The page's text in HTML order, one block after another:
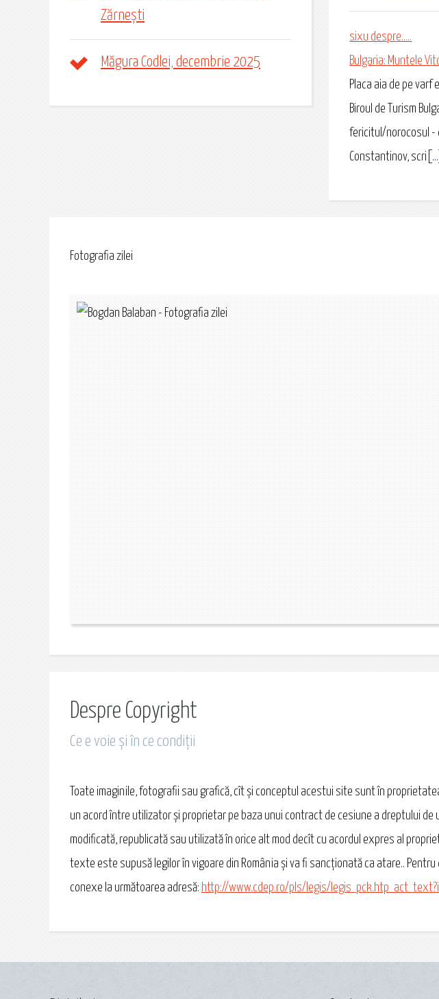
Zărnești
Măgura Codlei, decembrie 2025
sixu despre.....
Bulgaria: Muntele
Placa aia de pe varf
Biroul de Turism
fericitul/norocosul -
Constantinov,
Fotografia zilei
Despre Copyright
Ce e voie și în ce condiții
Toate imaginile, fotografii sau grafică, cît și conceptul acestui site sunt în
un acord între utilizator și proprietar pe baza unui contract de cesiune a dreptului
modificată, republicată sau utilizată în orice alt mod decît cu acordul expres al
texte este supusă legilor în vigoare din România și va fi sancționată ca atare..
conexe la următoarea adresă: http://www.cdep.ro/pls/legis/